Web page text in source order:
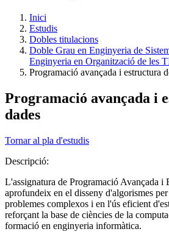
Inici
Estudis
Dobles titulacions
Doble Grau en Enginyeria de
Enginyeria en Organització de les
Programació avançada i estructura
Programació avançada i
dades
Tornar al pla d'estudis
Descripció:
L'assignatura de Programació Avançada i
aprofundeix en el disseny d'algorismes
problemes complexos i en l'ús eficient
reforçant la base de ciències de la
formació en enginyeria informàtica.